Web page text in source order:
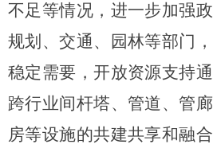
不足等情况，进一步加强
规划、交通、园林等部门
稳定需要，开放资源支持
跨行业间杆塔、管道、管
房等设施的共建共享和融